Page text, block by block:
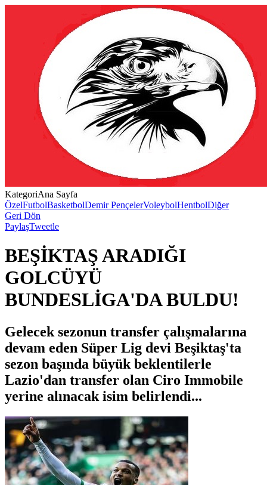
KategoriAna Sayfa
ÖzelFutbolBasketbolDemir PençelerVoleybolHentbolDiğer
Geri Dön
PaylaşTweetle
BEŞİKTAŞ ARADIĞI
GOLCÜYÜ
BUNDESLİGA'DA BULDU!
Gelecek sezonun transfer çalışmalarına
devam eden Süper Lig devi Beşiktaş'ta
sezon başında büyük beklentilerle
Lazio'dan transfer olan Ciro Immobile
yerine alınacak isim belirlendi...